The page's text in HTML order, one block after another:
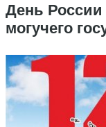
День России
могучего